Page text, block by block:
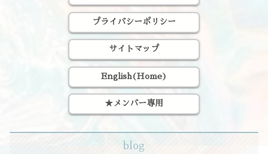
プライバシーポリシー
サイトマップ
English(Home)
★メンバー専用
blog